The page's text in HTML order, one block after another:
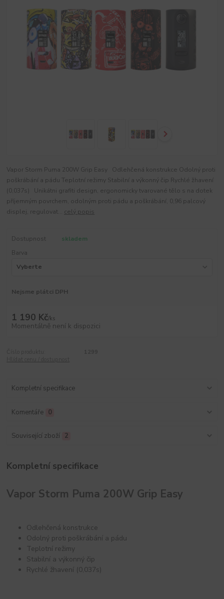
Vapor Storm Puma 200W Grip Easy Odlehčená konstrukce Odolný proti
poškrábání a pádu Teplotní režimy Stabilní a výkonný čip Rychlé žhavení
(0,037s) Unikátni grafiti design, ergonomicky tvarované tělo s na dotek
příjemným povrchem, odolným proti pádu a poškrábání, 0,96 palcový
displej, regulovat... celý popis
Dostupnost
skladem
Barva
Nejsme plátci DPH
1 190 Kč/ks
Momentálně není k dispozici
Kompletní specifikace
Komentáře 0
Související zboží 2
Kompletní specifikace
Vapor Storm Puma 200W Grip Easy
Odlehčená konstrukce
Odolný proti poškrábání a pádu
Teplotní režimy
Stabilní a výkonný čip
Rychlé žhavení (0,037s)